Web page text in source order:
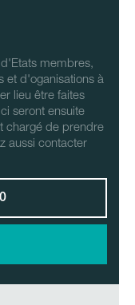
membres,
et d'oganisations à
lieu être faites
seront ensuite
chargé de prendre
aussi contacter